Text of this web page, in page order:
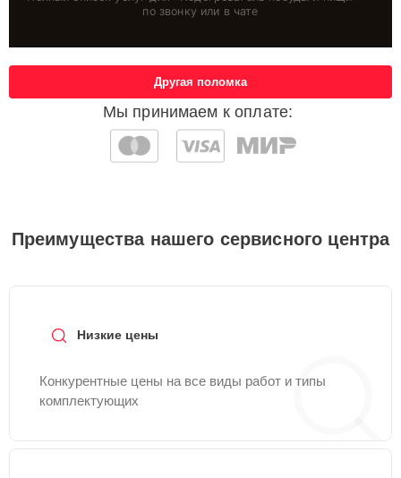
по звонку или в чате
Мы принимаем к оплате:
Другая поломка
Преимущества нашего сервисного центра
Низкие цены
Конкурентные цены на все виды работ и типы
комплектующих